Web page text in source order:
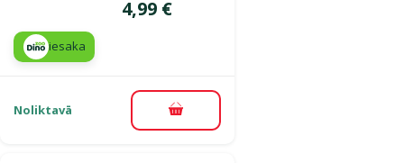
Cena
4,99 €
iesaka
Noliktavā Pievienot grozam